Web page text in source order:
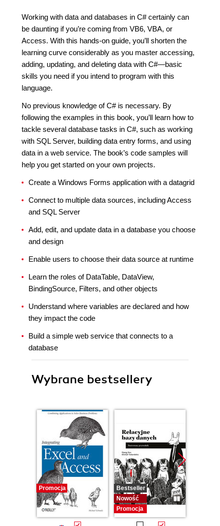
Working with data and databases in C# certainly can
be daunting if you’re coming from VB6, VBA, or
Access. With this hands-on guide, you’ll shorten the
learning curve considerably as you master accessing,
adding, updating, and deleting data with C#—basic
skills you need if you intend to program with this
language.
No previous knowledge of C# is necessary. By
following the examples in this book, you’ll learn how to
tackle several database tasks in C#, such as working
with SQL Server, building data entry forms, and using
data in a web service. The book’s code samples will
help you get started on your own projects.
Create a Windows Forms application with a datagrid
Connect to multiple data sources, including Access
and SQL Server
Add, edit, and update data in a database you choose
and design
Enable users to choose their data source at runtime
Learn the roles of DataTable, DataView,
BindingSource, Filters, and other objects
Understand where variables are declared and how
they impact the code
Build a simple web service that connects to a
database
Wybrane bestsellery
Promocja
Bestseller
Nowość
Promocja